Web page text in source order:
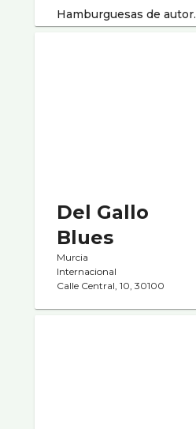
Hamburguesas de autor.
Del Gallo
Blues
Murcia
Internacional
Calle Central, 10, 30100